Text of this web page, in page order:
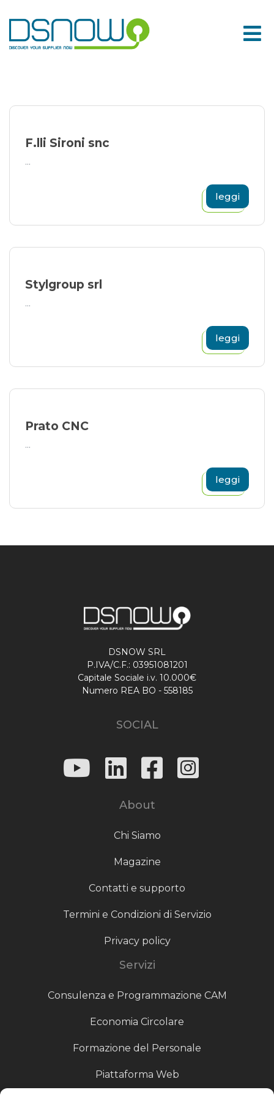
to
content
F.lli Sironi snc
...
leggi
Stylgroup srl
...
leggi
Prato CNC
...
leggi
DSNOW SRL
P.IVA/C.F.: 03951081201
Capitale Sociale i.v. 10.000€
Numero REA BO - 558185
SOCIAL
About
Chi Siamo
Magazine
Contatti e supporto
Termini e Condizioni di Servizio
Privacy policy
Servizi
Consulenza e Programmazione CAM
Economia Circolare
Formazione del Personale
Piattaforma Web